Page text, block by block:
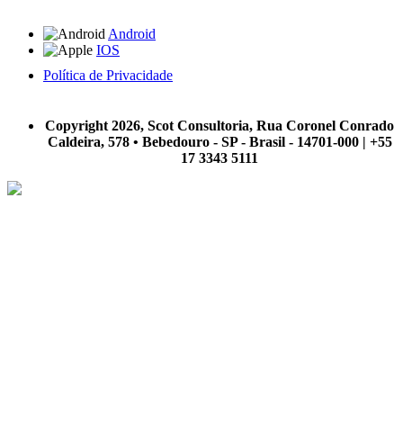
Android
IOS
Política de Privacidade
Copyright 2026, Scot Consultoria, Rua Coronel Conrado
Caldeira, 578 • Bebedouro - SP - Brasil - 14701-000 | +55
17 3343 5111